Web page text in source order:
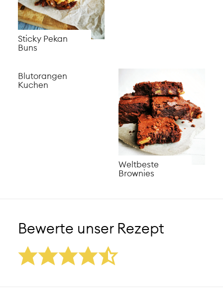
Sticky Pekan
Buns
Blutorangen
Kuchen
Weltbeste
Brownies
Bewerte unser Rezept